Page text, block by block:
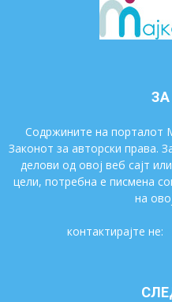
Содржините на порталот
Законот за авторски права.
делови од овој веб сајт
цели, потребна е писмена
на
контактирајте не: